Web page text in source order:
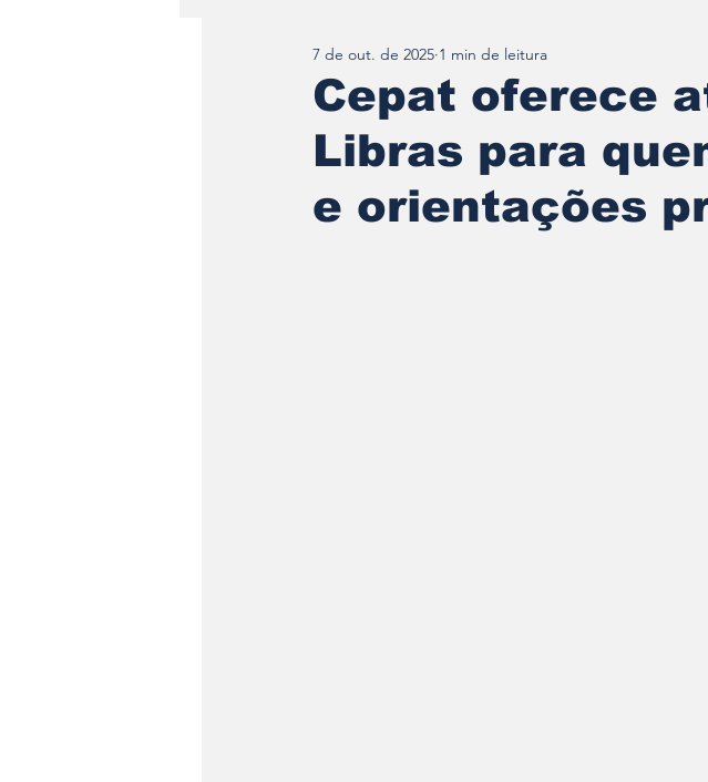
Tempo\clima
Cepat oferece
Libras para
e orientações
7 de out. de 2025 1 min de leitura